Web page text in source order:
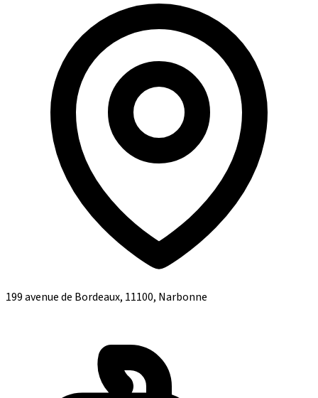
199 avenue de Bordeaux, 11100, Narbonne